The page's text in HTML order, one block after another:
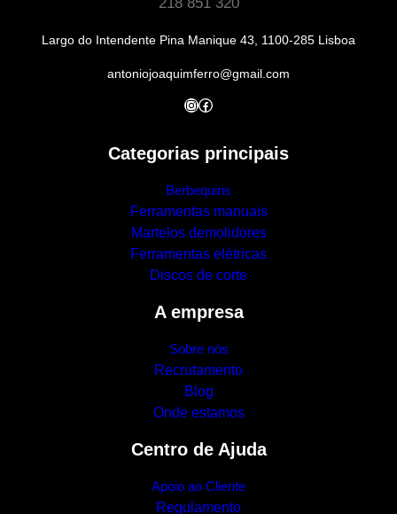
218 851 320
Largo do Intendente Pina Manique 43, 1100-285 Lisboa
antoniojoaquimferro@gmail.com
InstagramFacebook
Categorias principais
Berbequins
Ferramentas manuais
Martelos demolidores
Ferramentas elétricas
Discos de corte
A empresa
Sobre nós
Recrutamento
Blog
Onde estamos
Centro de Ajuda
Apoio ao Cliente
Regulamento